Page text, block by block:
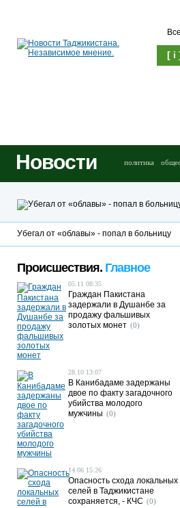
[ i
Новости политика
Убегал от «облавы» - попал в больницу
Происшествия. Главное
05.11 08:35
Граждан Пакистана
задержали в Душанбе за
продажу фальшивых
золотых монет (0)
28.10 13:07
В Канибадаме задержаны
двое по факту загадочного
убийства молодого
мужчины (0)
14.06 15:26
Опасность схода локальных
селей в Таджикистане
сохраняется, - КЧС (0)